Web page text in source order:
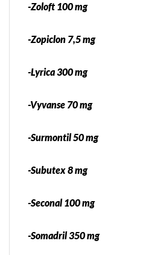
-Zoloft 100 mg
-Zopiclon 7,5 mg
-Lyrica 300 mg
-Vyvanse 70 mg
-Surmontil 50 mg
-Subutex 8 mg
-Seconal 100 mg
-Somadril 350 mg